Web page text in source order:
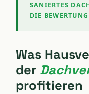
SANIERTES
DIE
Was
der
profitieren